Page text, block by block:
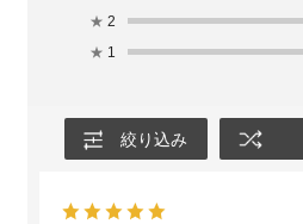
★ 2
★ 1
絞り込み